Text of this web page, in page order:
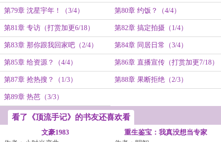
第79章 沈星宇年！（3/4） 第80章 约饭？（4/4）
第81章 专访（打赏加更6/18） 第82章 搞定拍摄（1/4）
第83章 那你跟我回家吧（2/4） 第84章 同居日常（3/4）
第85章 给资源？（4/4） 第86章 直播宣传（打赏加更7/18）
第87章 抢热搜？（1/3） 第88章 果断拒绝（2/3）
第89章 热芭（3/3）
看了《顶流手记》的书友还喜欢看
文豪1983
重生鉴宝：我真没想当专家